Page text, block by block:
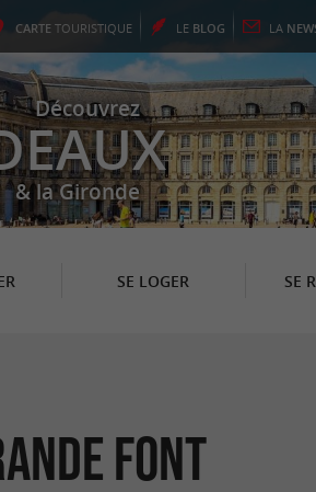
CARTE TOURISTIQUE LE BLOG LA
Découvrez
& la Gironde
SE LOGER SE
Font